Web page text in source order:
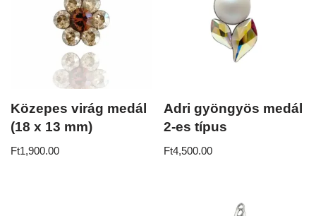
Közepes virág medál
(18 x 13 mm)
Ft1,900.00
Adri gyöngyös medál
2-es típus
Ft4,500.00